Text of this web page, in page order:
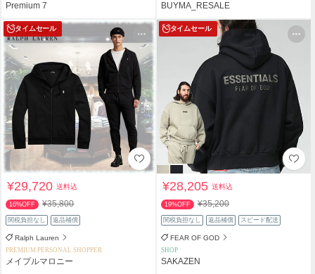
Premium 7 BUYMA_RESALE
タイムセール
¥29,720送料込
16%OFF ¥35,800
関税負担なし 返品補償
Ralph Lauren
PREMIUM PERSONAL SHOPPER
メイプルマロニー
タイムセール
¥28,205送料込
19%OFF ¥35,200
関税負担なし 返品補償 スピード配送
FEAR OF GOD
SHOP
SAKAZEN